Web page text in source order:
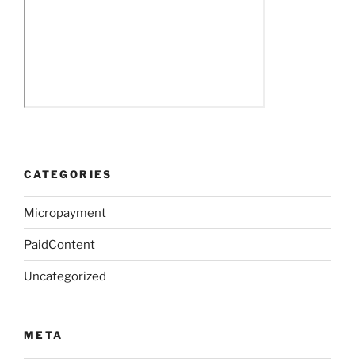
CATEGORIES
Micropayment
PaidContent
Uncategorized
META